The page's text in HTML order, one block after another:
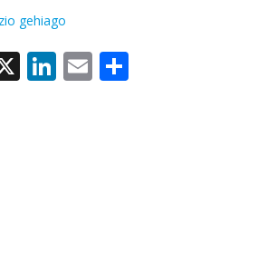
gehiago
X LinkedIn
Email